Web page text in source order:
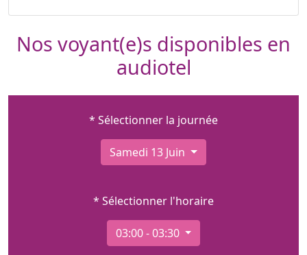
Nos voyant(e)s disponibles en
audiotel
* Sélectionner la journée
Samedi 13 Juin
* Sélectionner l'horaire
03:00 - 03:30